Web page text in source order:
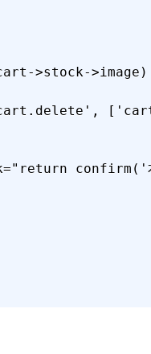
>stock-
confirm('本